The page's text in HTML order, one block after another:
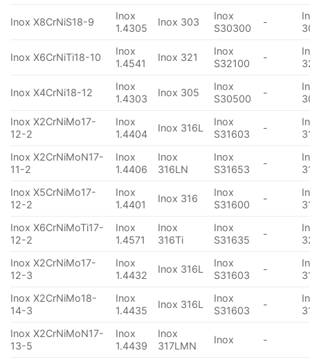
Inox X8CrNiS18-9
Inox
1.4305
Inox 303
Inox
S30300
-
Inox X6CrNiTi18-10
Inox
1.4541
Inox 321
Inox
S32100
-
Inox X4CrNi18-12
Inox
1.4303
Inox 305
Inox
S30500
-
Inox X2CrNiMo17-
12-2
Inox
1.4404
Inox 316L
Inox
S31603
-
Inox X2CrNiMoN17-
11-2
Inox
1.4406
Inox
316LN
Inox
S31653
-
Inox X5CrNiMo17-
12-2
Inox
1.4401
Inox 316
Inox
S31600
-
Inox X6CrNiMoTi17-
12-2
Inox
1.4571
Inox
316Ti
Inox
S31635
-
Inox X2CrNiMo17-
12-3
Inox
1.4432
Inox 316L
Inox
S31603
-
Inox X2CrNiMo18-
14-3
Inox
1.4435
Inox 316L
Inox
S31603
-
Inox X2CrNiMoN17-
13-5
Inox
1.4439
Inox
317LMN
Inox -